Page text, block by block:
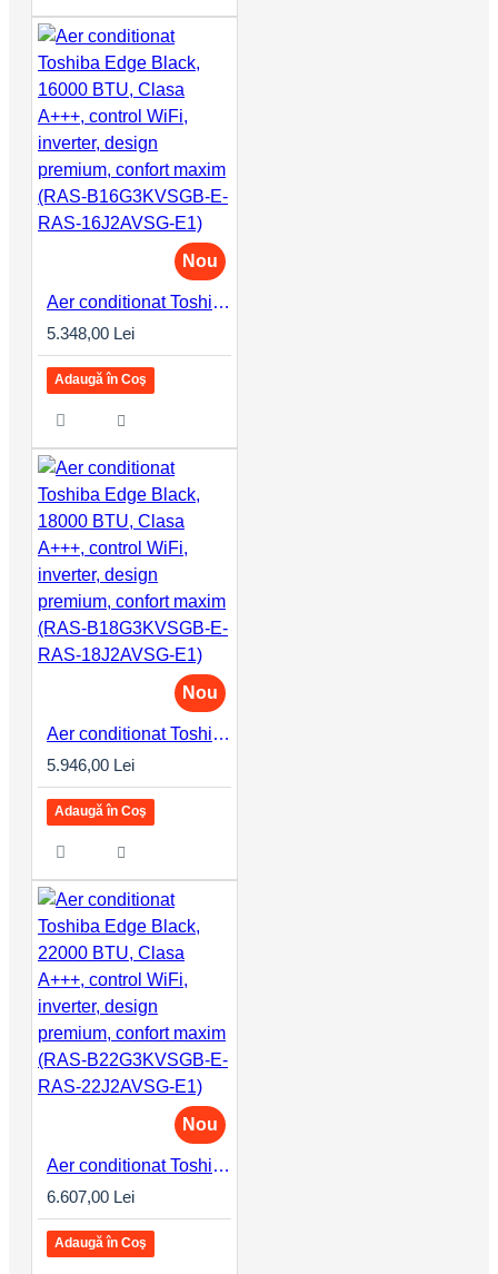
Nou
Aer conditionat Toshiba Edge Black, 16000 BTU, Clasa A+++, control WiFi, inverter, design premium, confort maxim (RAS-B16G3KVSGB-E-RAS-16J2AVSG-E1)
5.348,00 Lei
Adaugă în Coş
Nou
Aer conditionat Toshiba Edge Black, 18000 BTU, Clasa A+++, control WiFi, inverter, design premium, confort maxim (RAS-B18G3KVSGB-E-RAS-18J2AVSG-E1)
5.946,00 Lei
Adaugă în Coş
Nou
Aer conditionat Toshiba Edge Black, 22000 BTU, Clasa A+++, control WiFi, inverter, design premium, confort maxim (RAS-B22G3KVSGB-E-RAS-22J2AVSG-E1)
6.607,00 Lei
Adaugă în Coş